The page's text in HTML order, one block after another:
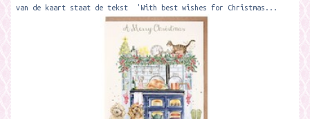
van de kaart staat de tekst 'With best wishes for Christmas...